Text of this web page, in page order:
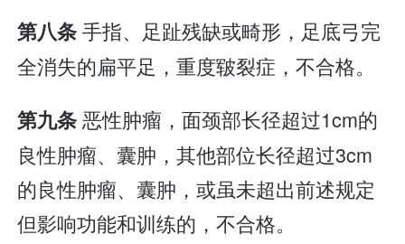
第八条手指、足趾残缺或畸形，足底弓完
全消失的扁平足，重度皲裂症，不合格。
第九条恶性肿瘤，面颈部长径超过1cm的
良性肿瘤、囊肿，其他部位长径超过3cm
的良性肿瘤、囊肿，或虽未超出前述规定
但影响功能和训练的，不合格。